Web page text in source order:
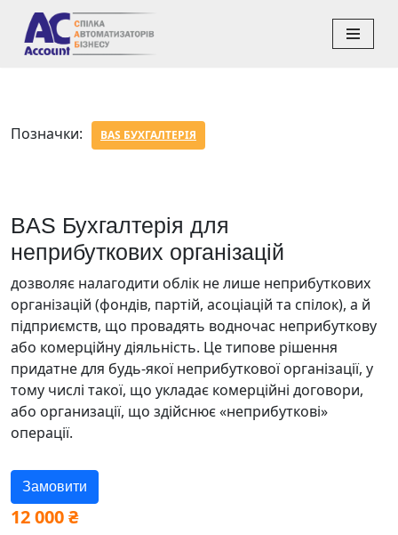
Перейти
Позначки: BAS БУХГАЛТЕРІЯ
BAS Бухгалтерія для
неприбуткових організацій
дозволяє налагодити облік не лише неприбуткових
організацій (фондів, партій, асоціацій та спілок), а й
підприємств, що провадять водночас неприбуткову
або комерційну діяльність. Це типове рішення
придатне для будь-якої неприбуткової організації, у
тому числі такої, що укладає комерційні договори,
або организації, що здійснює «неприбуткові»
операції.
Замовити
12 000₴